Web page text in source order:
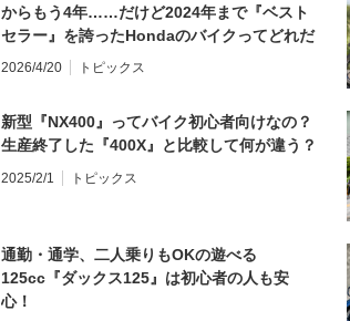
からもう4年……だけど2024年まで『ベスト
セラー』を誇ったHondaのバイクってどれだ
と思う？
2026/4/20 トピックス
新型『NX400』ってバイク初心者向けなの？
生産終了した『400X』と比較して何が違う？
2025/2/1 トピックス
通勤・通学、二人乗りもOKの遊べる
125cc『ダックス125』は初心者の人も安
心！